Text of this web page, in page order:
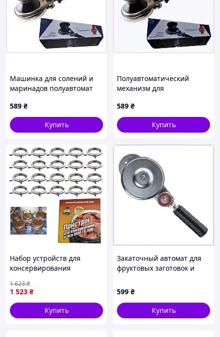
Машинка для солений и
маринадов полуавтомат
589 ₴
Купить
Полуавтоматический
механизм для
5P802H77H3
589 ₴
Купить
Набор устройств для
консервирования
тушенки зажим для банок
ПААЗ Полтава (20 шт.)
1 523 ₴
1 623₴
Купить
Закаточный автомат для
фруктовых заготовок и
599 ₴
Купить